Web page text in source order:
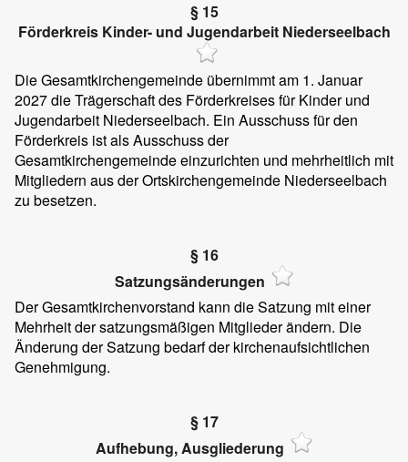
§ 15
Förderkreis Kinder- und Jugendarbeit Niederseelbach
Die Gesamtkirchengemeinde übernimmt am 1. Januar
2027 die Trägerschaft des Förderkreises für Kinder und
Jugendarbeit Niederseelbach. Ein Ausschuss für den
Förderkreis ist als Ausschuss der
Gesamtkirchengemeinde einzurichten und mehrheitlich mit
Mitgliedern aus der Ortskirchengemeinde Niederseelbach
zu besetzen.
§ 16
Satzungsänderungen
Der Gesamtkirchenvorstand kann die Satzung mit einer
Mehrheit der satzungsmäßigen Mitglieder ändern. Die
Änderung der Satzung bedarf der kirchenaufsichtlichen
Genehmigung.
§ 17
Aufhebung, Ausgliederung